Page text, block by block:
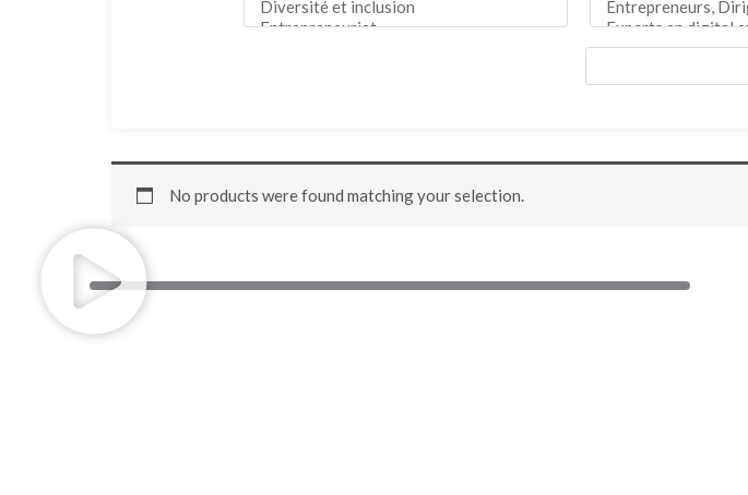
No products were found matching your selection.